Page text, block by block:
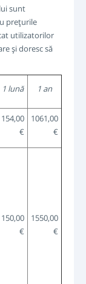
sunt
preţurile
utilizatorilor
şi doresc să
1 lună 1 an
154,00
€
1061,00
€
150,00
€
1550,00
€